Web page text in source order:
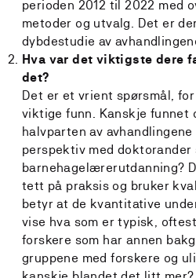
perioden 2012 til 2022 med
metoder og utvalg. Det er
dybdestudie av
Hva var det viktigste dere
det?
Det er et vrient spørsmål,
viktige funn. Kanskje funnet
halvparten av
perspektiv med doktorander
barnehagelærerutdanning?
tett på praksis og bruker
betyr at de kvantitative
vise hva som er typisk,
forskere som har annen
gruppene med forskere og